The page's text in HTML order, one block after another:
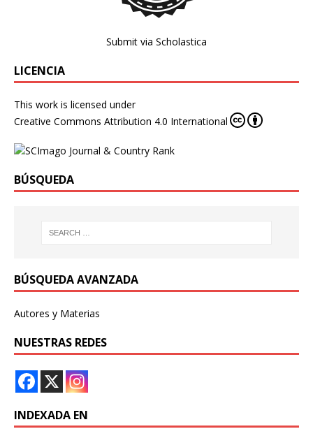
Submit via Scholastica
LICENCIA
This work is licensed under
Creative Commons Attribution 4.0 International
BÚSQUEDA
BÚSQUEDA AVANZADA
Autores y Materias
NUESTRAS REDES
INDEXADA EN